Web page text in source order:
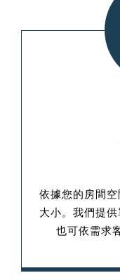
依據您的房間
大小。我們提
也可依需求